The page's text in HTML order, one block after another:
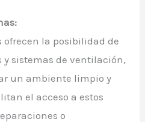
ofrecen la posibilidad de
sistemas de ventilación,
un ambiente limpio y
el acceso a estos
o